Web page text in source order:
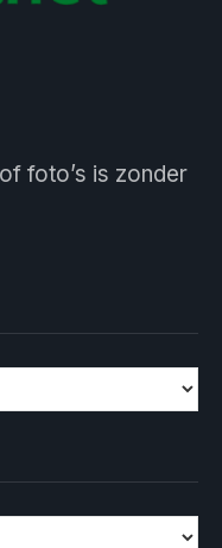
foto’s is zonder